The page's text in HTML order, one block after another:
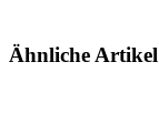
Ähnliche Artikel